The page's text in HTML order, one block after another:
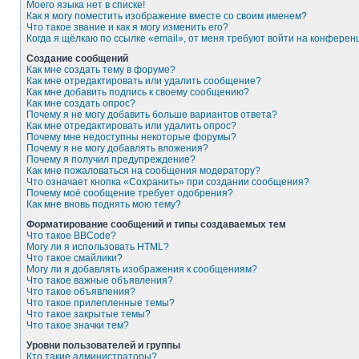
Моего языка нет в списке!
Как я могу поместить изображение вместе со своим именем?
Что такое звание и как я могу изменить его?
Когда я щёлкаю по ссылке «email», от меня требуют войти на
Создание сообщений
Как мне создать тему в форуме?
Как мне отредактировать или удалить сообщение?
Как мне добавить подпись к своему сообщению?
Как мне создать опрос?
Почему я не могу добавить больше вариантов ответа?
Как мне отредактировать или удалить опрос?
Почему мне недоступны некоторые форумы?
Почему я не могу добавлять вложения?
Почему я получил предупреждение?
Как мне пожаловаться на сообщения модератору?
Что означает кнопка «Сохранить» при создании сообщения?
Почему моё сообщение требует одобрения?
Как мне вновь поднять мою тему?
Форматирование сообщений и типы создаваемых тем
Что такое BBCode?
Могу ли я использовать HTML?
Что такое смайлики?
Могу ли я добавлять изображения к сообщениям?
Что такое важные объявления?
Что такое объявления?
Что такое прилепленные темы?
Что такое закрытые темы?
Что такое значки тем?
Уровни пользователей и группы
Кто такие администраторы?